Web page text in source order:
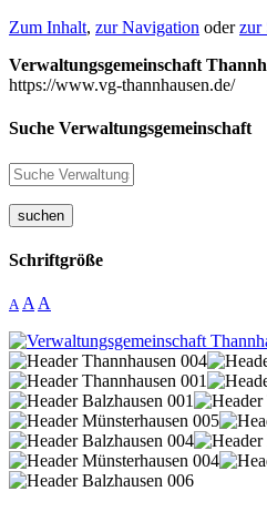
Zum Inhalt, zur Navigation oderzur
Verwaltungsgemeinschaft
https://www.vg-thannhausen.de/
Suche Verwaltungsgemeinschaft
suchen
Schriftgröße
A A A